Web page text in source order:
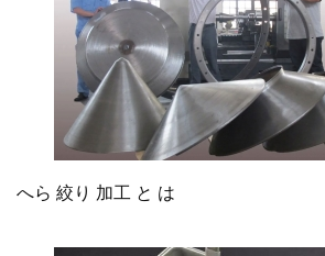
へら 絞り 加工 と は